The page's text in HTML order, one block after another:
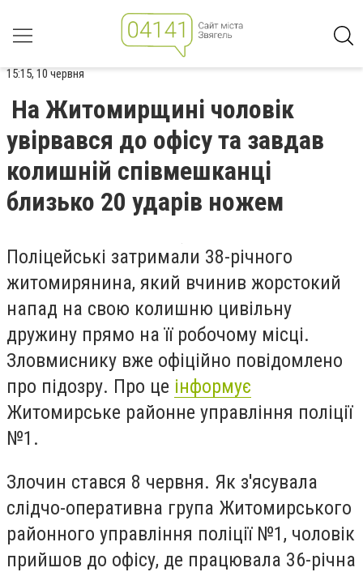
15:15, 10 червня
На Житомирщині чоловік
увірвався до офісу та завдав
колишній співмешканці
близько 20 ударів ножем
Поліцейські затримали 38-річного
житомирянина, який вчинив жорстокий
напад на свою колишню цивільну
дружину прямо на її робочому місці.
Зловмиснику вже офіційно повідомлено
про підозру. Про це інформує
Житомирське районне управління поліції
№1.
Злочин стався 8 червня. Як з'ясувала
слідчо-оперативна група Житомирського
районного управління поліції №1, чоловік
прийшов до офісу, де працювала 36-річна